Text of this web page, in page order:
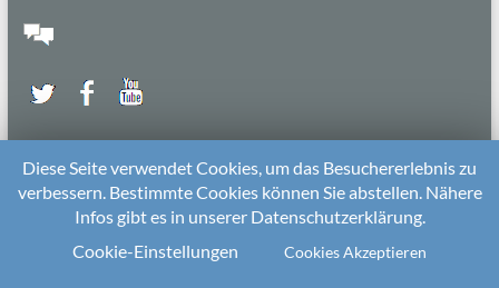
2026 beiDie KitarechtlerUnterstützt von:WordPress. Theme: Spacious von
ThemeGrill
Diese Seite verwendet Cookies, um das Besuchererlebnis zu
verbessern. Bestimmte Cookies können Sie abstellen. Nähere
Infos gibt es in unserer Datenschutzerklärung.
Cookie-Einstellungen
Cookies Akzeptieren